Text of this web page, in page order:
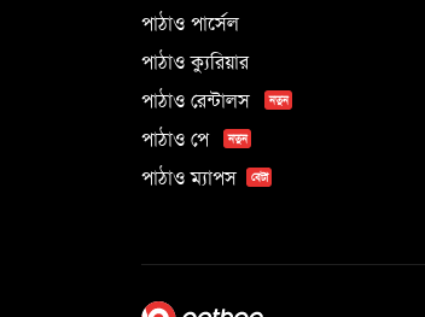
পাঠাও পার্সেল
পাঠাও ক্যুরিয়ার
পাঠাও রেন্টালস
নতুন
পাঠাও পে নতুন
পাঠাও ম্যাপস বেটা